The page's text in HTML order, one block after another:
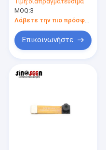
το φίλτρο 0.3MP IR
εστίασης
MOQ:3
Λάβετε την πιο πρόσφατη τιμή
Επικοινωνήστε